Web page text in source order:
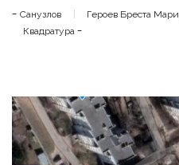
- Санузлов
Героев Бреста
Квадратура -